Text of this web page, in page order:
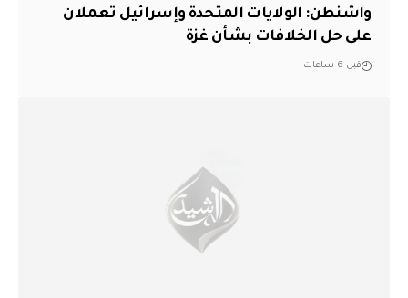
واشنطن: الولايات المتحدة وإسرائيل تعملان
على حل الخلافات بشأن غزة
قبل 6 ساعات